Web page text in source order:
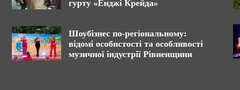
гурту «Енджі Крейда»
Шоубізнес по-регіональному:
відомі особистості та особливості
музичної індустрії Рівненщини